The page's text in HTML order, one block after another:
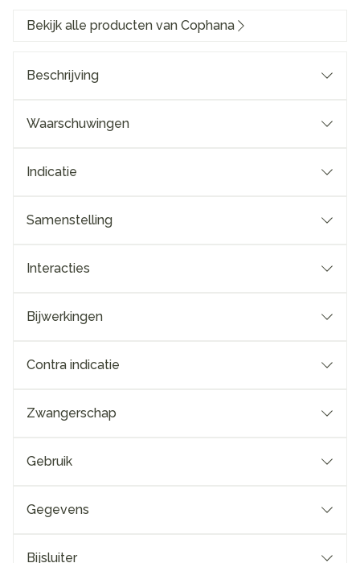
Bekijk alle producten van Cophana
Beschrijving
Waarschuwingen
Indicatie
Samenstelling
Interacties
Bijwerkingen
Contra indicatie
Zwangerschap
Gebruik
Gegevens
Bijsluiter